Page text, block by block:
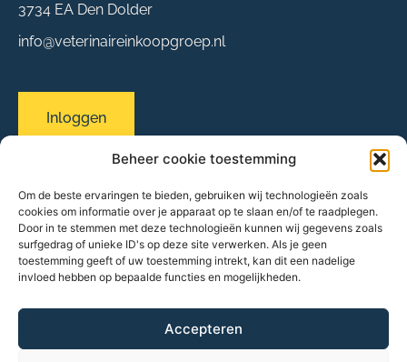
Beheer cookie toestemming
Om de beste ervaringen te bieden, gebruiken wij technologieën zoals
cookies om informatie over je apparaat op te slaan en/of te raadplegen.
Door in te stemmen met deze technologieën kunnen wij gegevens zoals
surfgedrag of unieke ID's op deze site verwerken. Als je geen
toestemming geeft of uw toestemming intrekt, kan dit een nadelige
invloed hebben op bepaalde functies en mogelijkheden.
Accepteren
3734 EA Den Dolder
info@veterinaireinkoopgroep.nl
Inloggen
Sitemap
Over ons
Evenementen
Onze praktijken
Partners & leveranciers
Nieuws
Contact